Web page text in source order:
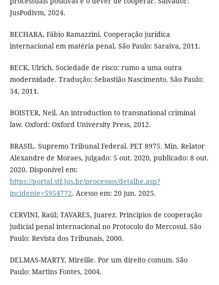
JusPodivm, 2024.
BECHARA, Fábio Ramazzini. Cooperação jurídica
internacional em matéria penal. São Paulo: Saraiva, 2011.
BECK, Ulrich. Sociedade de risco: rumo a uma outra
modernidade. Tradução: Sebastião Nascimento. São Paulo:
34, 2011.
BOISTER, Neil. An introduction to transnational criminal
law. Oxford: Oxford University Press, 2012.
BRASIL. Supremo Tribunal Federal. PET 8975. Min. Relator
Alexandre de Moraes, julgado: 5 out. 2020, publicado: 8 out.
2020. Disponível em:
https://portal.stf.jus.br/processos/detalhe.asp?
incidente=5954772. Acesso em: 20 jun. 2025.
CERVINI, Raúl; TAVARES, Juarez. Princípios de cooperação
judicial penal internacional no Protocolo do Mercosul. São
Paulo: Revista dos Tribunais, 2000.
DELMAS-MARTY, Mireille. Por um direito comum. São
Paulo: Martins Fontes, 2004.